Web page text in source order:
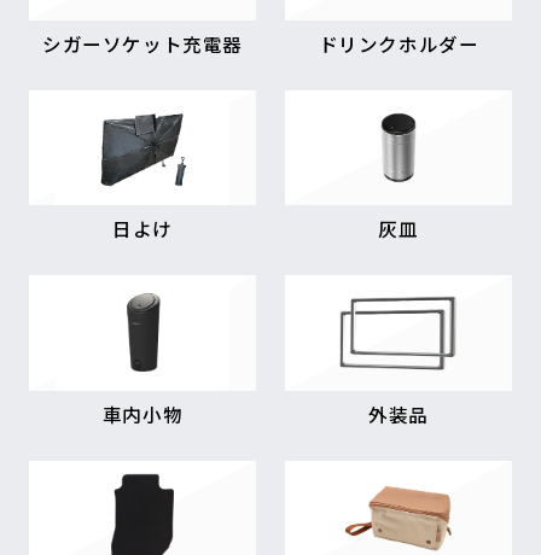
シガーソケット充電器 ドリンクホルダー
日よけ 灰皿
車内小物 外装品